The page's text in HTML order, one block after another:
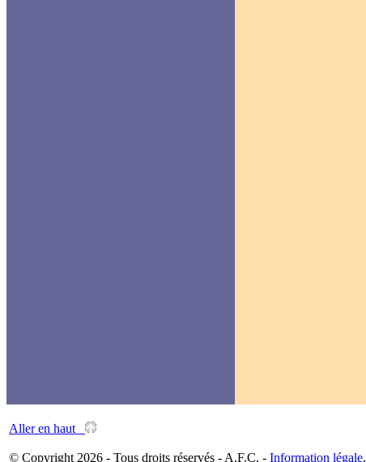
Aller en haut
© Copyright 2026 - Tous droits réservés - A.F.C. - Information légale.